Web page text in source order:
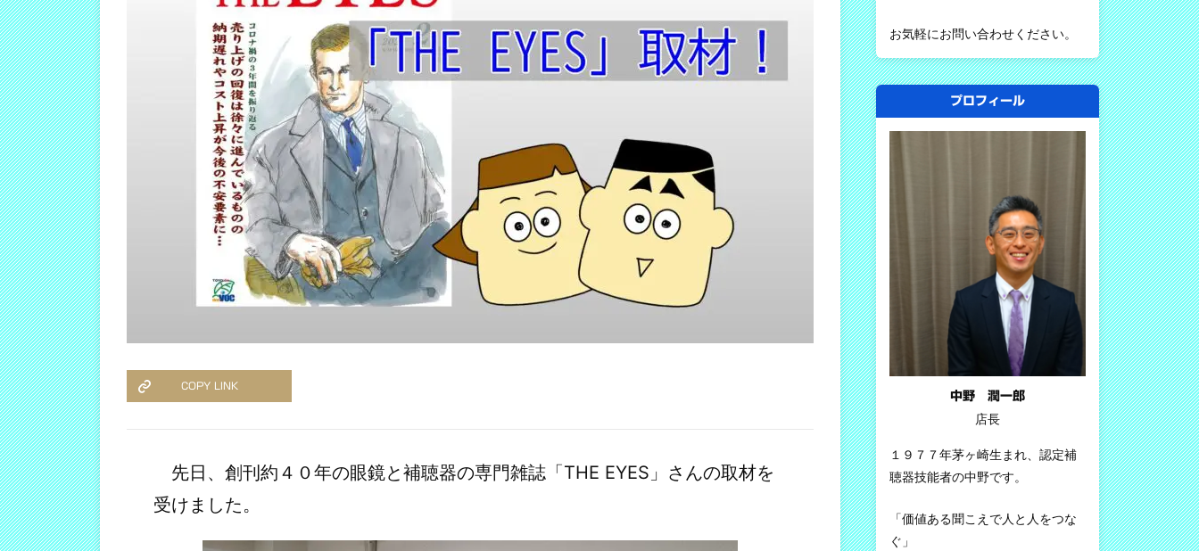
COPY LINK
先日、創刊約４０年の眼鏡と補聴器の専門雑誌「THE EYES」さんの取材を
受けました。
お気軽にお問い合わせください。
プロフィール
中野 潤一郎
店長
１９７７年茅ヶ崎生まれ、認定補
聴器技能者の中野です。
「価値ある聞こえで人と人をつな
ぐ」